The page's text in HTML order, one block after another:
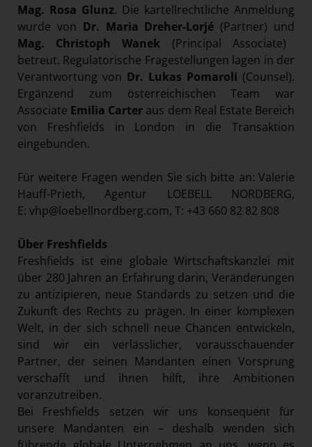
Mag. Rosa Glunz. Die kartellrechtliche Anmeldung
wurde von Dr. Maria Dreher-Lorjé (Partner) und
Mag. Christoph Wanek (Principal Associate)
betreut. Regulatorische Fragestellungen lagen in der
Verantwortung von Dr. Lukas Pomaroli (Counsel).
Ergänzend zum österreichischen Team war
Associate Emilia Carter aus dem Real Estate Bereich
von Freshfields in London in die Transaktion
eingebunden.
Für weitere Fragen wenden Sie sich bitte an: Valerie
Hauff-Prieth, Agentur LOEBELL NORDBERG,
E: vhp@loebellnordberg.com, T: +43 660 82 82 808
Über Freshfields
Freshfields ist eine globale Wirtschaftskanzlei mit
über 280 Jahren an Erfahrung darin, Veränderungen
zu antizipieren, neue Standards zu setzen und die
Zukunft des Rechts zu prägen. In einer komplexen
Welt, in der sich schnell neue Chancen entwickeln,
sind wir ein verlässlicher, vorausschauender
Partner, der seinen Mandanten einen Vorsprung
verschafft und ihnen hilft, ihre Ambitionen
voranzutreiben.
Bei Freshfields setzen wir uns konsequent für
unsere Mandanten ein – deshalb wenden sich